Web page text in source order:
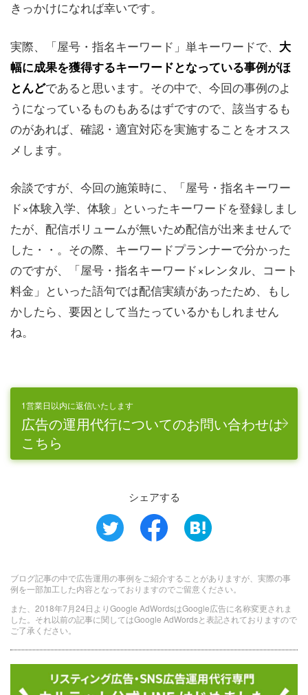
きっかけになれば幸いです。
実際、「屋号・指名キーワード」単キーワードで、 大
幅に成果を獲得するキーワードとなっている事例がほ
とんどであると思います。その中で、今回の事例のよ
うになっているものもあるはずですので、該当するも
のがあれば、確認・適宜対応を実施することをオスス
メします。
余談ですが、今回の施策時に、「屋号・指名キーワー
ド×体験入学、体験」といったキーワードを登録しまし
たが、配信ボリュームが無いため配信が出来ませんで
した・・。その際、キーワードプランナーで分かった
のですが、「屋号・指名キーワード×レンタル、コート
料金」といった語句では配信実績があったため、もし
かしたら、要因として当たっているかもしれません
ね。
1営業日以内に返信いたします
広告の運用代行についてのお問い合わせは
こちら
シェアする
ブログ記事の中で広告運用の事例をご紹介することがありますが、実際の事
例を一部加工した内容となっておりますのでご留意ください。
また、2018年7月24日よりGoogle AdWordsはGoogle広告に名称変更されま
した。それ以前の記事に関してはGoogle AdWordsと表記されておりますので
ご了承ください。